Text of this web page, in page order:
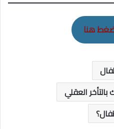
هنا
العقلي